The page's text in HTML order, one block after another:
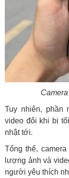
Tuy nhiên, phần
video đôi khi bị
nhật tới.
Tổng thể,
lượng ảnh và
người yêu thích